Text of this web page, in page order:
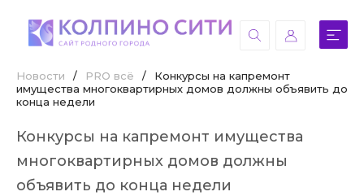
Новости / PRO всё /
Конкурсы на капремонт
имущества многоквартирных домов должны объявить до
конца недели
Конкурсы на капремонт имущества
многоквартирных домов должны
объявить до конца недели